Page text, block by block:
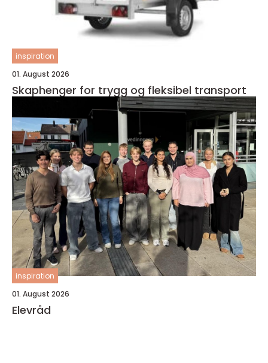
inspiration
01. August 2026
Skaphenger for trygg og fleksibel transport
inspiration
01. August 2026
Elevråd